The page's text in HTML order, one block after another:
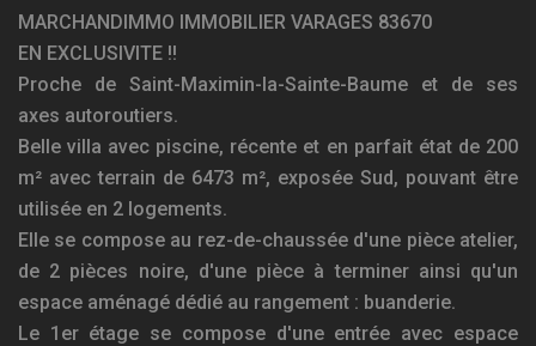
MARCHANDIMMO IMMOBILIER VARAGES 83670
EN EXCLUSIVITE !!
Proche de Saint-Maximin-la-Sainte-Baume et de ses
axes autoroutiers.
Belle villa avec piscine, récente et en parfait état de 200
m² avec terrain de 6473 m², exposée Sud, pouvant être
utilisée en 2 logements.
Elle se compose au rez-de-chaussée d'une pièce atelier,
de 2 pièces noire, d'une pièce à terminer ainsi qu'un
espace aménagé dédié au rangement : buanderie.
Le 1er étage se compose d'une entrée avec espace